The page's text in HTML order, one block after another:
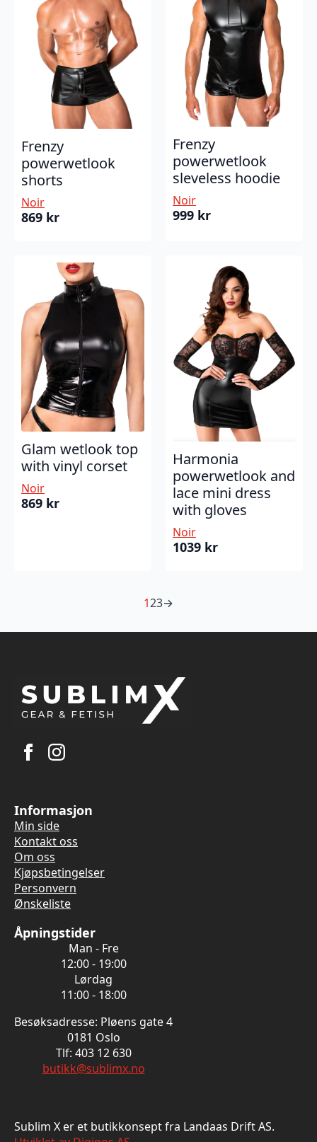
Frenzy
powerwetlook
shorts
Noir
869 kr
Frenzy
powerwetlook
sleveless hoodie
Noir
999 kr
Glam wetlook top
with vinyl corset
Noir
869 kr
Harmonia
powerwetlook and
lace mini dress
with gloves
Noir
1039 kr
123→
Informasjon
Min side
Kontakt oss
Om oss
Kjøpsbetingelser
Personvern
Ønskeliste
Åpningstider
Man - Fre
12:00 - 19:00
Lørdag
11:00 - 18:00
Besøksadresse: Pløens gate 4
0181 Oslo
Tlf: 403 12 630
butikk@sublimx.no
Sublim X er et butikkonsept fra Landaas Drift AS.